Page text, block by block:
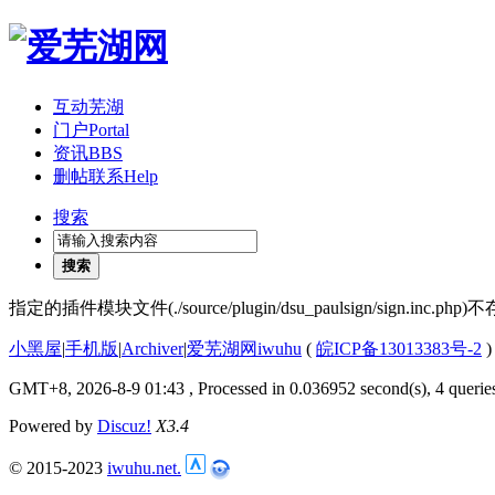
互动芜湖
门户Portal
资讯BBS
删帖联系Help
搜索
搜索
指定的插件模块文件(./source/plugin/dsu_paulsign/
小黑屋|手机版|Archiver|爱芜湖网iwuhu ( 皖ICP备13013383号-2 )
GMT+8, 2026-8-9 01:43 , Processed in 0.036952 second(s), 4
Powered by Discuz! X3.4
© 2015-2023 iwuhu.net.